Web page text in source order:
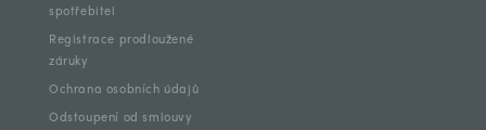
spotřebitel
Registrace prodloužené
záruky
Ochrana osobních údajů
Odstoupení od smlouvy